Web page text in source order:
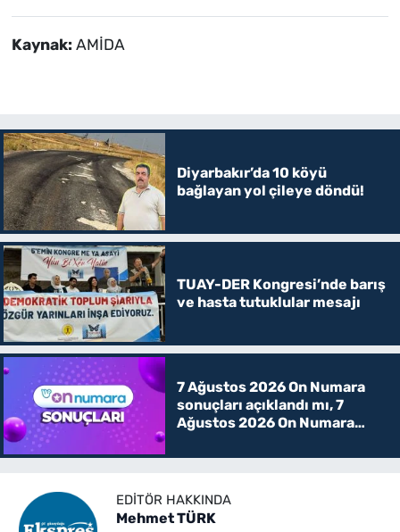
Kaynak: AMİDA
Diyarbakır’da 10 köyü
bağlayan yol çileye döndü!
TUAY-DER Kongresi’nde barış
ve hasta tutuklular mesajı
7 Ağustos 2026 On Numara
sonuçları açıklandı mı, 7
Ağustos 2026 On Numara
EDITÖR HAKKINDA
Mehmet TÜRK